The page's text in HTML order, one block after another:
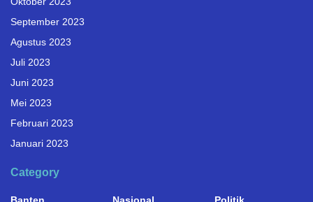
September 2023
Agustus 2023
Juli 2023
Juni 2023
Mei 2023
Februari 2023
Januari 2023
Category